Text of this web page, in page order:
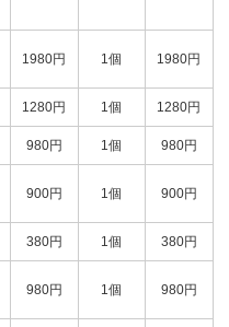
1980円 1個 1980円
1280円 1個 1280円
980円 1個 980円
900円 1個 900円
380円 1個 380円
980円 1個 980円